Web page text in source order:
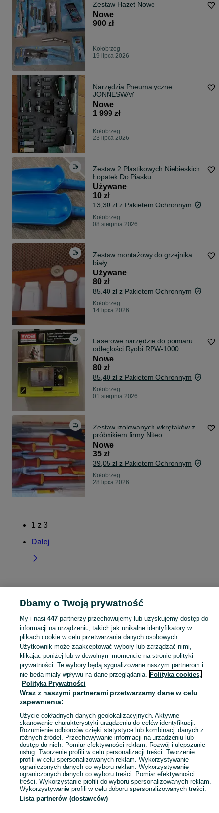
Zestaw Hazet Nowe
Nowe
900 zł
Kołobrzeg
19 lipca 2026
Narzędzia Pneumatyczne
JONNESWAY
Nowe
1 999 zł
Kołobrzeg
23 lipca 2026
Zestaw 2 Plastikowych Niebieskich
Łopatek Do Piasku
Używane
10 zł
13,30 zł z Pakietem Ochronnym
Kołobrzeg
08 sierpnia 2026
Zestaw montażowy do grzejnika
biały
Używane
80 zł
85,40 zł z Pakietem Ochronnym
Kołobrzeg
14 lipca 2026
Laserowe narzędzie do pomiaru
odległości Ryobi RPW-1000
Nowe
80 zł
85,40 zł z Pakietem Ochronnym
Kołobrzeg
01 sierpnia 2026
Zestaw izolowanych wkrętaków z
próbnikiem firmy Niteo
Nowe
35 zł
39,05 zł z Pakietem Ochronnym
Kołobrzeg
28 lipca 2026
1 z 3
Dalej
- Zachodniopomorskie
Zestawy narzędzi - Kołobrzeg
KATEGORIA
Zobacz
Mapa kategorii
Mapa miejscowości
Mapa ministron
Popularne wyszukiwania
Dbamy o Twoją prywatność
My i nasi 447partnerzy przechowujemy lub uzyskujemy dostęp do
informacji na urządzeniu, takich jak unikalne identyfikatory w
plikach cookie w celu przetwarzania danych osobowych.
Użytkownik może zaakceptować wybory lub zarządzać nimi,
klikając poniżej lub w dowolnym momencie na stronie polityki
prywatności. Te wybory będą sygnalizowane naszym partnerom i
nie będą miały wpływu na dane przeglądania. Polityka cookies,
Polityka Prywatności
Wraz z naszymi partnerami przetwarzamy dane w celu
zapewnienia:
Użycie dokładnych danych geolokalizacyjnych. Aktywne
skanowanie charakterystyki urządzenia do celów identyfikacji.
Rozumienie odbiorców dzięki statystyce lub kombinacji danych z
różnych źródeł. Przechowywanie informacji na urządzeniu lub
dostęp do nich. Pomiar efektywności reklam. Rozwój i ulepszanie
usług. Tworzenie profili w celu personalizacji treści. Tworzenie
profili w celu spersonalizowanych reklam. Wykorzystywanie
ograniczonych danych do wyboru reklam. Wykorzystywanie
ograniczonych danych do wyboru treści. Pomiar efektywności
treści. Wykorzystanie profili do wyboru spersonalizowanych reklam.
Wykorzystywanie profili w celu doboru spersonalizowanych treści.
Lista partnerów (dostawców)